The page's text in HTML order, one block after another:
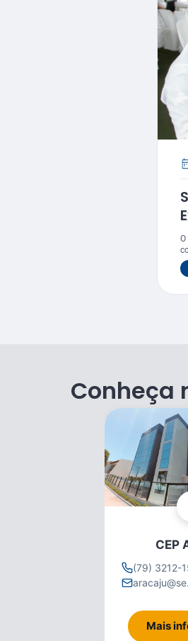
Conheça
CEP
(79) 3212-
Mais